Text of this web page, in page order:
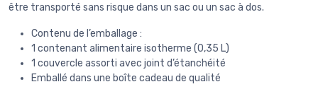
être transporté sans risque dans un sac ou un sac à dos.
Contenu de l’emballage :
1 contenant alimentaire isotherme (0,35 L)
1 couvercle assorti avec joint d’étanchéité
Emballé dans une boîte cadeau de qualité